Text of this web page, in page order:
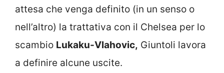
attesa che venga definito (in un senso o
nell’altro) la trattativa con il Chelsea per lo
scambio Lukaku-Vlahovic, Giuntoli lavora
a definire alcune uscite.